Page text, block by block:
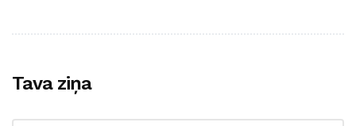
Tava ziņa